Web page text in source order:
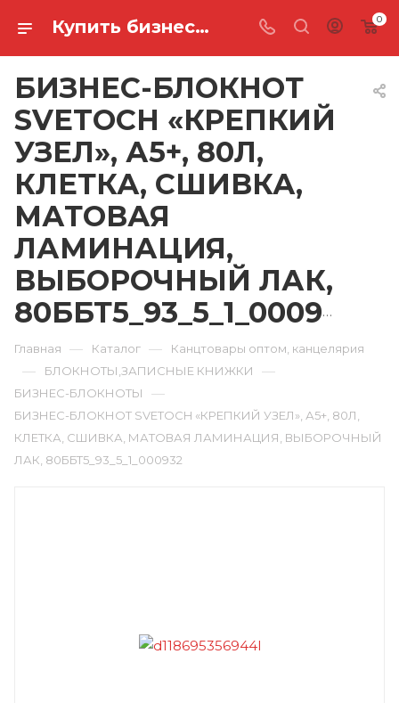
Купить бизнес-блокнот svetoch «крепкий узел», а5+, 80л, клетка, сшивка, матовая ламинация, выборочный лак, 80ББТ5_93_5_1_000932 в Ростове-на-Дону 0
БИЗНЕС-БЛОКНОТ
SVETOCH «КРЕПКИЙ
УЗЕЛ», А5+, 80Л,
КЛЕТКА, СШИВКА,
МАТОВАЯ
ЛАМИНАЦИЯ,
ВЫБОРОЧНЫЙ ЛАК,
80ББТ5_93_5_1_000932
Главная — Каталог — Канцтовары оптом, канцелярия
— БЛОКНОТЫ,ЗАПИСНЫЕ КНИЖКИ —
БИЗНЕС-БЛОКНОТЫ —
БИЗНЕС-БЛОКНОТ SVETOCH «КРЕПКИЙ УЗЕЛ», А5+, 80Л,
КЛЕТКА, СШИВКА, МАТОВАЯ ЛАМИНАЦИЯ, ВЫБОРОЧНЫЙ
ЛАК, 80ББТ5_93_5_1_000932